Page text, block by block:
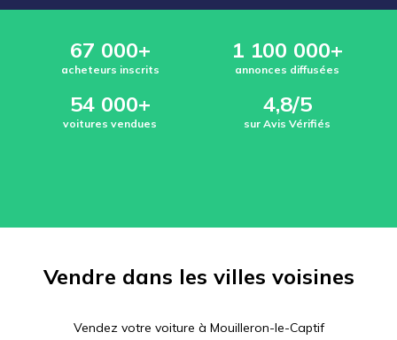
67 000+
acheteurs inscrits
1 100 000+
annonces diffusées
54 000+
voitures vendues
4,8/5
sur Avis Vérifiés
Vendre dans les villes voisines
Vendez votre voiture à Mouilleron-le-Captif